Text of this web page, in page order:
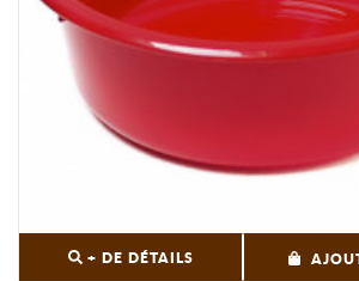
+ DE DÉTAILS